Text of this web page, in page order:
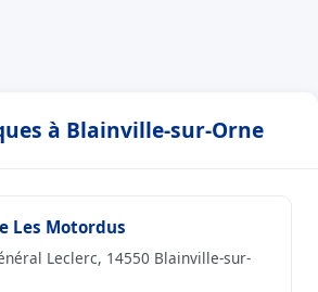
à Blainville-sur-Orne
Les Motordus
Leclerc, 14550 Blainville-sur-